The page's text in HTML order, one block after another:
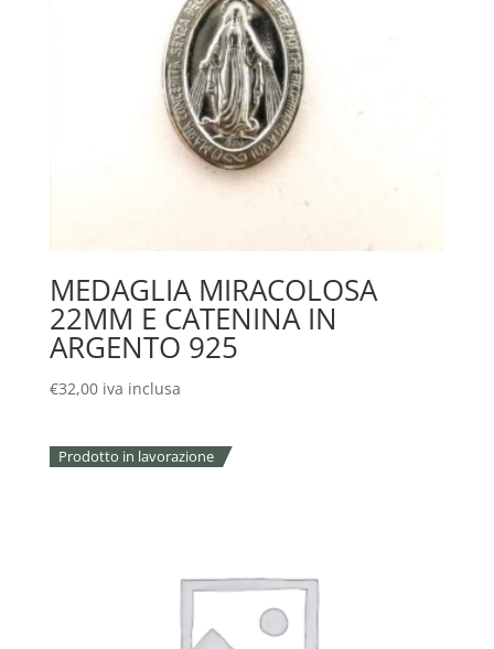
MEDAGLIA MIRACOLOSA
22MM E CATENINA IN
ARGENTO 925
€32,00 iva inclusa
Prodotto in lavorazione